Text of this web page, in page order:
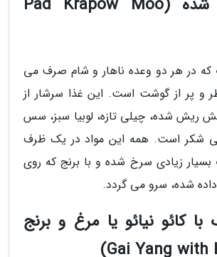
خوک سرخ شده (Pad Krapow Moo
که در هر دو وعده ناهار و شام صرف می
و پر از گوشت است. این غذا سرشار از
ریش شده، چیلی تازه، لوبیا سبز، سس
شکر است. همه این مواد در یک ظرف
بسیار زیادی سرخ شده و با برنج که روی
شده، سرو می گردد.
با کائو نیائو یا مرغ و برنج